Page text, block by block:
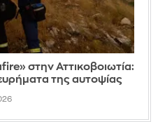
στην Αττικοβοιωτία:
της αυτοψίας